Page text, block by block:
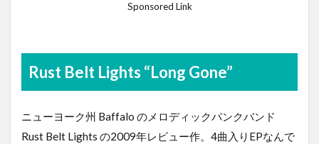
Sponsored Link
Rust Belt Lights “Long Gone”
ニューヨーク州 Baffalo のメロディックパンクバンド
Rust Belt Lights の2009年レビュー作。4曲入りEPなんで